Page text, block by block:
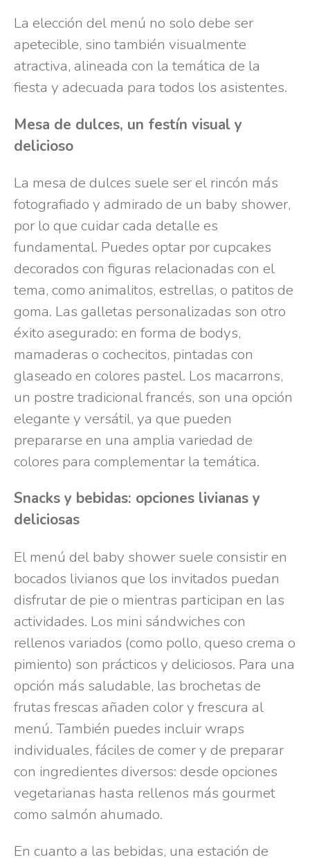
La elección del menú no solo debe ser
apetecible, sino también visualmente
atractiva, alineada con la temática de la
fiesta y adecuada para todos los asistentes.
Mesa de dulces, un festín visual y
delicioso
La mesa de dulces suele ser el rincón más
fotografiado y admirado de un baby shower,
por lo que cuidar cada detalle es
fundamental. Puedes optar por cupcakes
decorados con figuras relacionadas con el
tema, como animalitos, estrellas, o patitos de
goma. Las galletas personalizadas son otro
éxito asegurado: en forma de bodys,
mamaderas o cochecitos, pintadas con
glaseado en colores pastel. Los macarrons,
un postre tradicional francés, son una opción
elegante y versátil, ya que pueden
prepararse en una amplia variedad de
colores para complementar la temática.
Snacks y bebidas: opciones livianas y
deliciosas
El menú del baby shower suele consistir en
bocados livianos que los invitados puedan
disfrutar de pie o mientras participan en las
actividades. Los mini sándwiches con
rellenos variados (como pollo, queso crema o
pimiento) son prácticos y deliciosos. Para una
opción más saludable, las brochetas de
frutas frescas añaden color y frescura al
menú. También puedes incluir wraps
individuales, fáciles de comer y de preparar
con ingredientes diversos: desde opciones
vegetarianas hasta rellenos más gourmet
como salmón ahumado.
En cuanto a las bebidas, una estación de